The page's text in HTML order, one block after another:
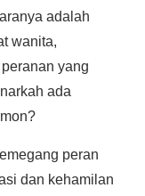
adalah
wanita,
yang
ada
peran
dan kehamilan